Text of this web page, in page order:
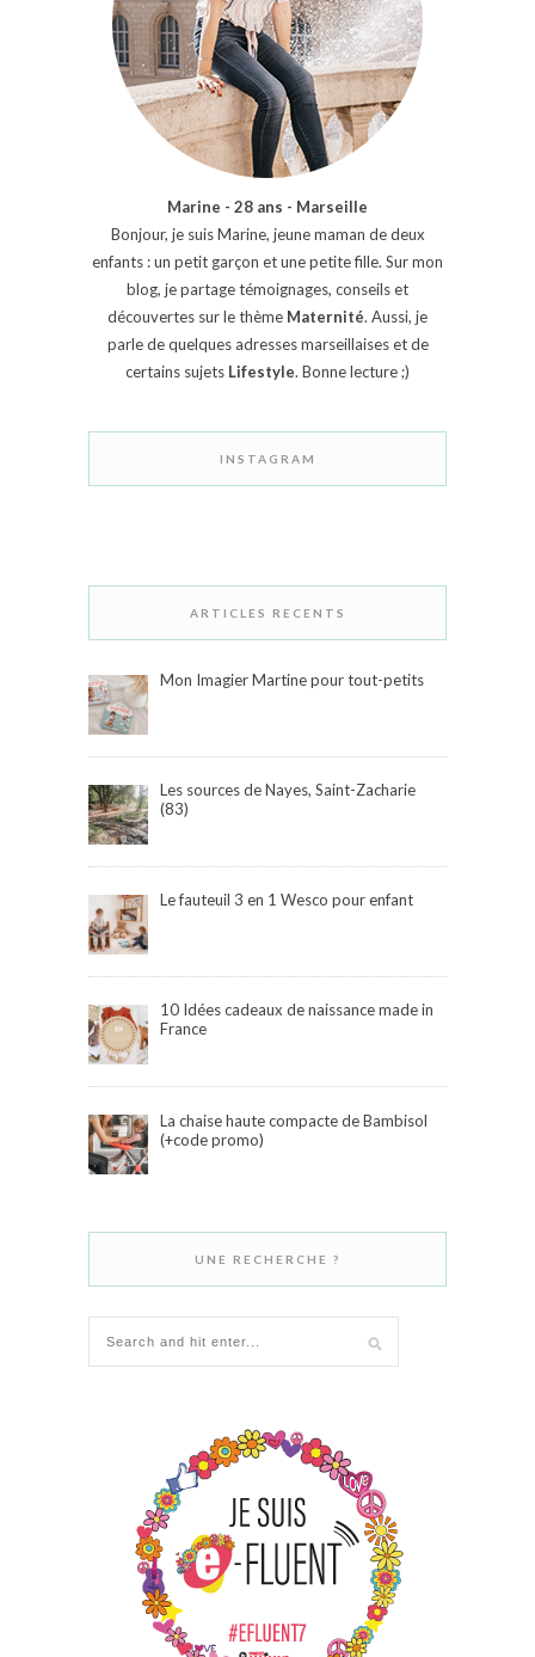
Marine - 28 ans - Marseille
Bonjour, je suis Marine, jeune maman de deux
enfants : un petit garçon et une petite fille. Sur mon
blog, je partage témoignages, conseils et
découvertes sur le thème Maternité. Aussi, je
parle de quelques adresses marseillaises et de
certains sujets Lifestyle. Bonne lecture ;)
INSTAGRAM
ARTICLES RECENTS
Mon Imagier Martine pour tout-petits
Les sources de Nayes, Saint-Zacharie
(83)
Le fauteuil 3 en 1 Wesco pour enfant
10 Idées cadeaux de naissance made in
France
La chaise haute compacte de Bambisol
(+code promo)
UNE RECHERCHE ?